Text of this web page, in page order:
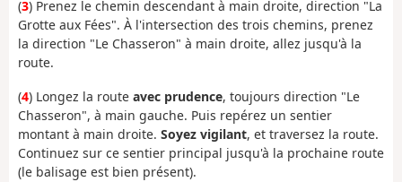
(3) Prenez le chemin descendant à main droite, direction "La
Grotte aux Fées". À l'intersection des trois chemins, prenez
la direction "Le Chasseron" à main droite, allez jusqu'à la
route.
(4) Longez la route avec prudence, toujours direction "Le
Chasseron", à main gauche. Puis repérez un sentier
montant à main droite. Soyez vigilant, et traversez la route.
Continuez sur ce sentier principal jusqu'à la prochaine route
(le balisage est bien présent).